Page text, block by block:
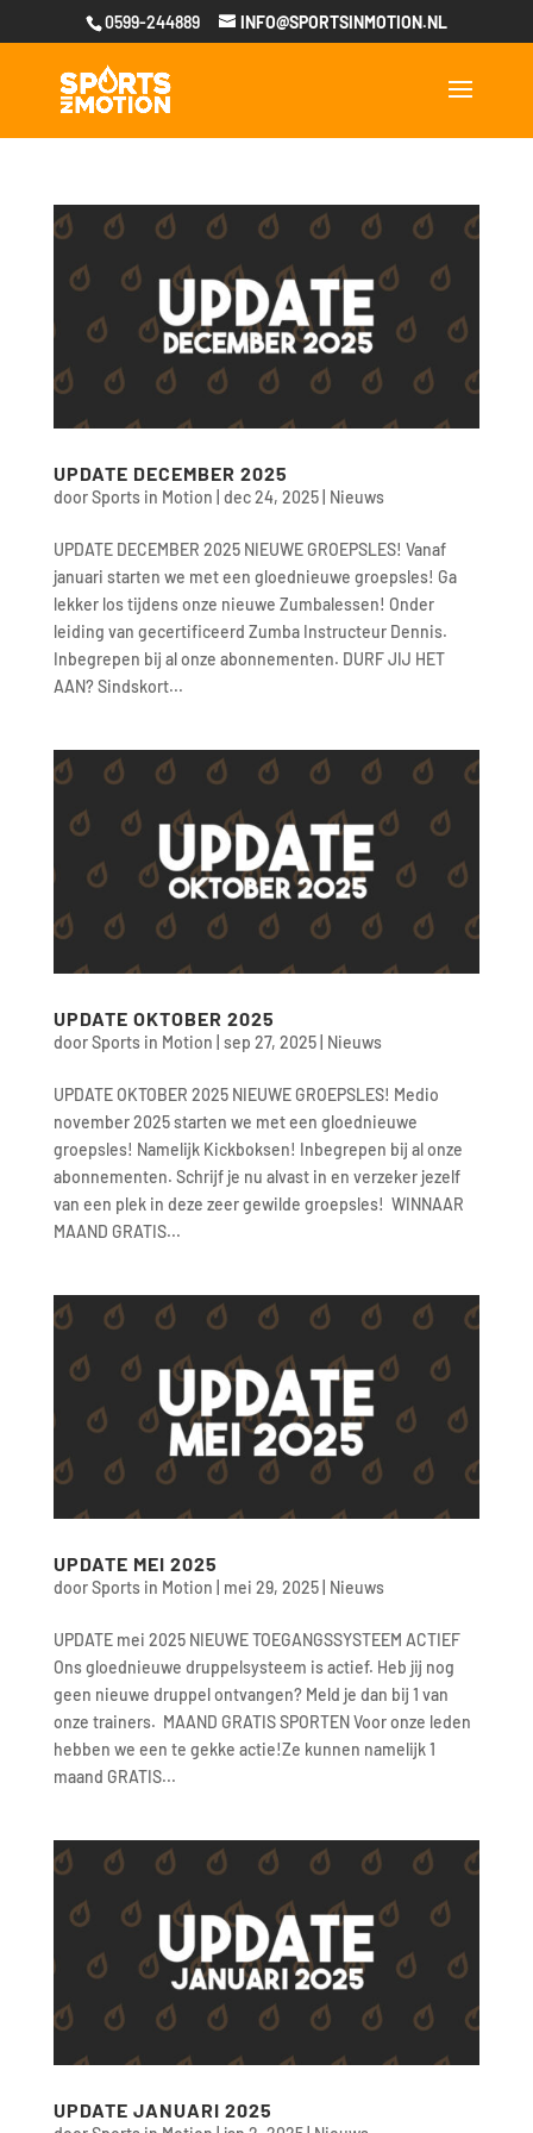
0599-244889 INFO@SPORTSINMOTION.NL
UPDATE DECEMBER 2025
doorSports in Motion dec 24, 2025| Nieuws
UPDATE DECEMBER 2025 NIEUWE GROEPSLES! Vanaf
januari starten we met een gloednieuwe groepsles! Ga
lekker los tijdens onze nieuwe Zumbalessen! Onder
leiding van gecertificeerd Zumba Instructeur Dennis.
Inbegrepen bij al onze abonnementen. DURF JIJ HET
AAN? Sindskort...
UPDATE OKTOBER 2025
doorSports in Motion sep 27, 2025| Nieuws
UPDATE OKTOBER 2025 NIEUWE GROEPSLES! Medio
november 2025 starten we met een gloednieuwe
groepsles! Namelijk Kickboksen! Inbegrepen bij al onze
abonnementen. Schrijf je nu alvast in en verzeker jezelf
van een plek in deze zeer gewilde groepsles! WINNAAR
MAAND GRATIS...
UPDATE MEI 2025
doorSports in Motion mei 29, 2025| Nieuws
UPDATE mei 2025 NIEUWE TOEGANGSSYSTEEM ACTIEF
Ons gloednieuwe druppelsysteem is actief. Heb jij nog
geen nieuwe druppel ontvangen? Meld je dan bij 1 van
onze trainers. MAAND GRATIS SPORTEN Voor onze leden
hebben we een te gekke actie!Ze kunnen namelijk 1
maand GRATIS...
UPDATE JANUARI 2025